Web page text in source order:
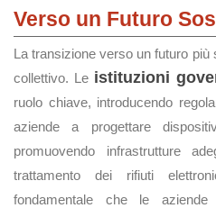
Verso un Futuro
La transizione verso un futuro
collettivo. Le istituzioni
ruolo chiave, introducendo
aziende a progettare
promuovendo infrastrutture
trattamento dei rifiuti
fondamentale che le